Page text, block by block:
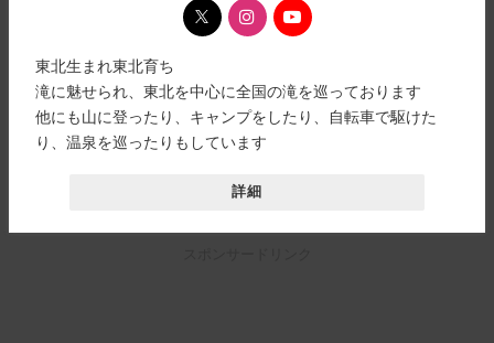
東北生まれ東北育ち
滝に魅せられ、東北を中心に全国の滝を巡っております
他にも山に登ったり、キャンプをしたり、自転車で駆けた
り、温泉を巡ったりもしています
詳細